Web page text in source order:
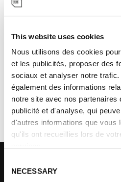
This website uses cookies
Nous utilisons des cookies
et les publicités, proposer des
sociaux et analyser notre trafic.
également des informations
notre site avec nos partenaires
publicité et d'analyse, qui
d'autres informations que vous
qu'ils ont recueillies lors de
NECESSARY